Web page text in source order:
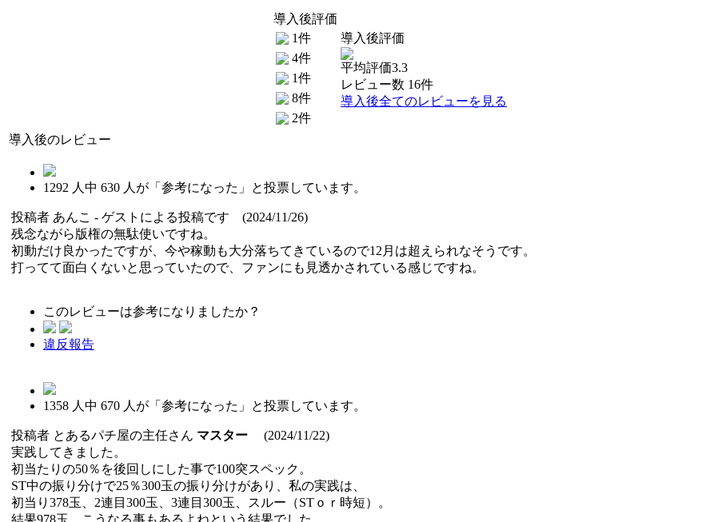
導入後評価
1件
4件
1件
8件
2件
導入後評価
平均評価3.3
レビュー数 16件
導入後全てのレビューを見る
導入後のレビュー
1292 人中 630 人が「参考になった」と投票しています。
投稿者 あんこ - ゲストによる投稿です (2024/11/26)
残念ながら版権の無駄使いですね。
初動だけ良かったですが、今や稼動も大分落ちてきているので12月は超えられなそうです。
打ってて面白くないと思っていたので、ファンにも見透かされている感じですね。
このレビューは参考になりましたか？
違反報告
1358 人中 670 人が「参考になった」と投票しています。
投稿者 とあるパチ屋の主任さん マスター (2024/11/22)
実践してきました。
初当たりの50％を後回しにした事で100突スペック。
ST中の振り分けで25％300玉の振り分けがあり、私の実践は、
初当り378玉、2連目300玉、3連目300玉、スルー（STｏｒ時短）。
結果978玉。こうなる事もあるよねという結果でした。